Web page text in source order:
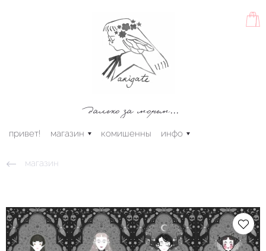
далеко за морем...
привет! магазин комишенны инфо
магазин